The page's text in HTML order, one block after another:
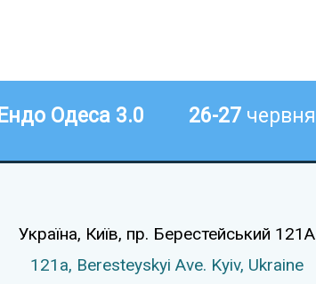
Ендо Одеса 3.0 26-27 червня
Україна, Київ, пр. Берестейський 121А
121а, Beresteyskyi Ave. Kyiv, Ukraine